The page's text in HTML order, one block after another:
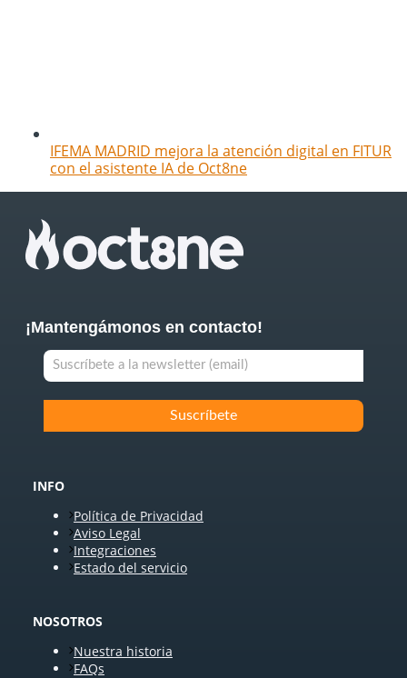
IFEMA MADRID mejora la atención digital en FITUR
con el asistente IA de Oct8ne
¡Mantengámonos en contacto!
INFO
Política de Privacidad
Aviso Legal
Integraciones
Estado del servicio
NOSOTROS
Nuestra historia
FAQs